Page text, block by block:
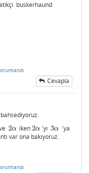
buskerhaund
Cevapla
bahsediyoruz.
2α
2α iken2α
2α 'yı3α
3α 'ya
var ona bakıyoruz.